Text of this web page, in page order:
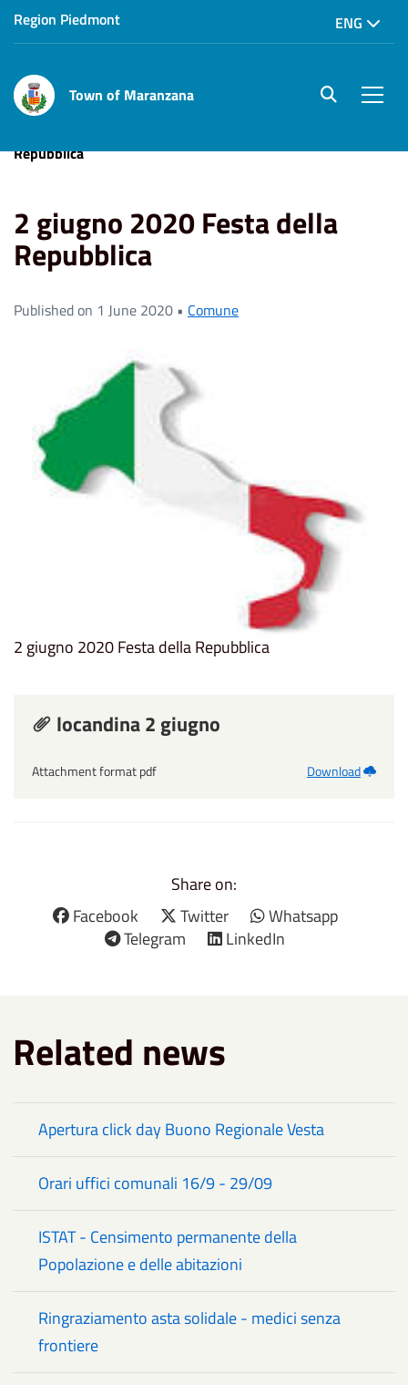
Region Piedmont ENG
Town of Maranzana site.searc
Repubblica
2 giugno 2020 Festa della
Repubblica
Published on 1 June 2020 • Comune
2 giugno 2020 Festa della Repubblica
locandina 2 giugno
Attachment format pdf Download
Share on:
Facebook
Twitter
Whatsapp
Telegram
LinkedIn
Related news
Apertura click day Buono Regionale Vesta
Orari uffici comunali 16/9 - 29/09
ISTAT - Censimento permanente della
Popolazione e delle abitazioni
Ringraziamento asta solidale - medici senza
frontiere